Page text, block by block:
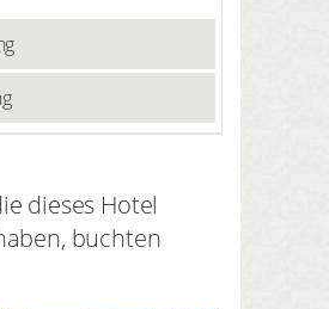
dieses Hotel
buchten